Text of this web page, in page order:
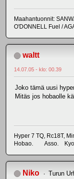
Maahantuonnit:
O'DONNELL Fuel /
waltt
14.07.05 - klo: 00.39
Joko tämä uusi
Mitäs jos hobaolle
Hyper 7 TQ, Rc18T,
Hobao. Asso.
Niko Turun